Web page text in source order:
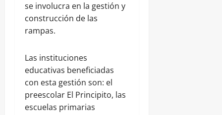
se involucra en la gestión y
construcción de las
rampas.
Las instituciones
educativas beneficiadas
con esta gestión son: el
preescolar El Principito, las
escuelas primarias